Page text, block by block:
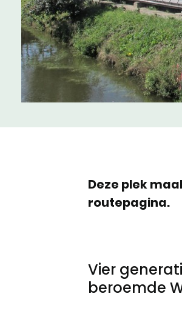
Meld een archeologische
Nieuwsbrief
Nieuwsbrief
Voorwaarden
Privacyverklaring
Deze plek
routepagina.
Vier
beroemde